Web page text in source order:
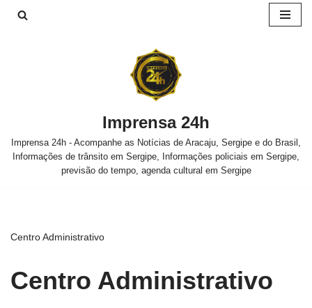
Imprensa 24h
Imprensa 24h - Acompanhe as Notícias de Aracaju, Sergipe e do Brasil,
Informações de trânsito em Sergipe, Informações policiais em Sergipe,
previsão do tempo, agenda cultural em Sergipe
Centro Administrativo
Centro Administrativo